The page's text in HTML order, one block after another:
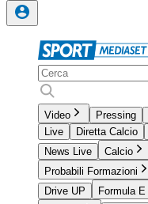
Video Pressing
Live
Diretta Calcio
News Live
Calcio
Probabili Formazioni
Drive UP
Formula E